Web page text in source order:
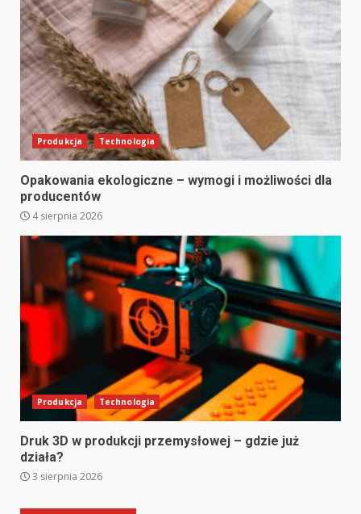
Produkcja Technologia
Opakowania ekologiczne – wymogi i możliwości dla
producentów
4 sierpnia 2026
Produkcja Technologia
Druk 3D w produkcji przemysłowej – gdzie już
działa?
3 sierpnia 2026